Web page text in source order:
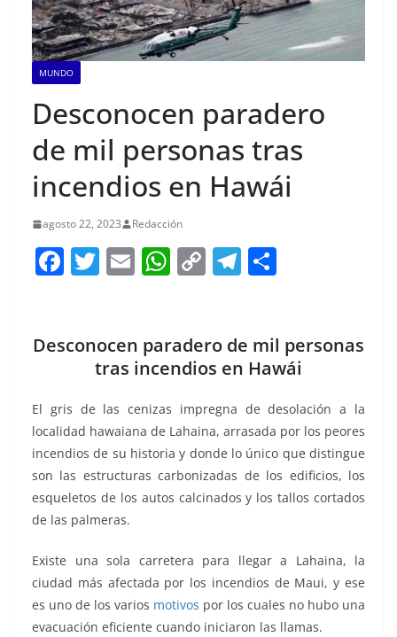
MUNDO
Desconocen paradero
de mil personas tras
incendios en Hawái
agosto 22, 2023 Redacción
F
e
o
o
k
T
er
E
l
W
s
A
p
p
C
y
Li
n
k
T
gr
a
m
e
Desconocen paradero de mil personas
tras incendios en Hawái
El gris de las cenizas impregna de desolación a la
localidad hawaiana de Lahaina, arrasada por los peores
incendios de su historia y donde lo único que distingue
son las estructuras carbonizadas de los edificios, los
esqueletos de los autos calcinados y los tallos cortados
de las palmeras.
Existe una sola carretera para llegar a Lahaina, la
ciudad más afectada por los incendios de Maui, y ese
es uno de los varios motivos por los cuales no hubo una
evacuación eficiente cuando iniciaron las llamas.